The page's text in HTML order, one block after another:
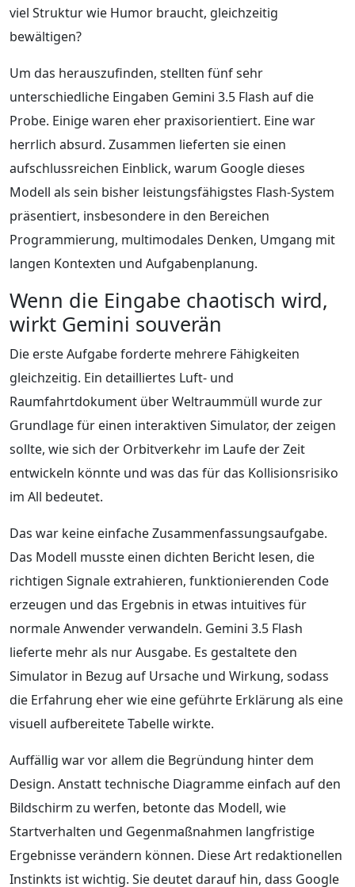
viel Struktur wie Humor braucht, gleichzeitig
bewältigen?
Um das herauszufinden, stellten fünf sehr
unterschiedliche Eingaben Gemini 3.5 Flash auf die
Probe. Einige waren eher praxisorientiert. Eine war
herrlich absurd. Zusammen lieferten sie einen
aufschlussreichen Einblick, warum Google dieses
Modell als sein bisher leistungsfähigstes Flash-System
präsentiert, insbesondere in den Bereichen
Programmierung, multimodales Denken, Umgang mit
langen Kontexten und Aufgabenplanung.
Wenn die Eingabe chaotisch wird,
wirkt Gemini souverän
Die erste Aufgabe forderte mehrere Fähigkeiten
gleichzeitig. Ein detailliertes Luft- und
Raumfahrtdokument über Weltraummüll wurde zur
Grundlage für einen interaktiven Simulator, der zeigen
sollte, wie sich der Orbitverkehr im Laufe der Zeit
entwickeln könnte und was das für das Kollisionsrisiko
im All bedeutet.
Das war keine einfache Zusammenfassungsaufgabe.
Das Modell musste einen dichten Bericht lesen, die
richtigen Signale extrahieren, funktionierenden Code
erzeugen und das Ergebnis in etwas intuitives für
normale Anwender verwandeln. Gemini 3.5 Flash
lieferte mehr als nur Ausgabe. Es gestaltete den
Simulator in Bezug auf Ursache und Wirkung, sodass
die Erfahrung eher wie eine geführte Erklärung als eine
visuell aufbereitete Tabelle wirkte.
Auffällig war vor allem die Begründung hinter dem
Design. Anstatt technische Diagramme einfach auf den
Bildschirm zu werfen, betonte das Modell, wie
Startverhalten und Gegenmaßnahmen langfristige
Ergebnisse verändern können. Diese Art redaktionellen
Instinkts ist wichtig. Sie deutet darauf hin, dass Google